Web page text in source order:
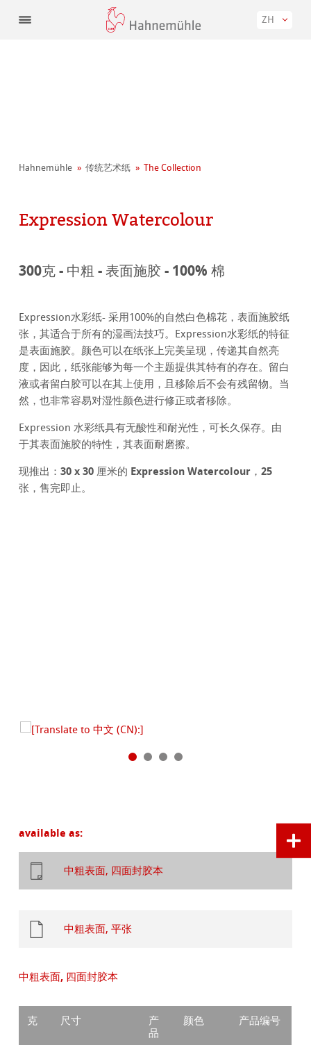
ZH
Hahnemühle 传统艺术纸 The Collection
Expression Watercolour
300克 - 中粗 - 表面施胶 - 100% 棉
Expression水彩纸- 采用100%的自然白色棉花，表面施胶纸
张，其适合于所有的湿画法技巧。Expression水彩纸的特征
是表面施胶。颜色可以在纸张上完美呈现，传递其自然亮
度，因此，纸张能够为每一个主题提供其特有的存在。留白
液或者留白胶可以在其上使用，且移除后不会有残留物。当
然，也非常容易对湿性颜色进行修正或者移除。
Expression 水彩纸具有无酸性和耐光性，可长久保存。由
于其表面施胶的特性，其表面耐磨擦。
现推出：30 x 30 厘米的 Expression Watercolour，25
张，售完即止。
available as:
中粗表面, 四面封胶本
中粗表面, 平张
中粗表面, 四面封胶本
克 尺寸
产
品
颜色 产品编号